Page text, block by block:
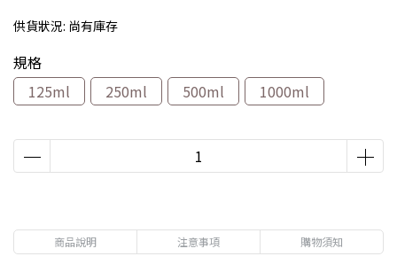
供貨狀況: 尚有庫存
規格
125ml
250ml 500ml 1000ml
商品說明 注意事項 購物須知